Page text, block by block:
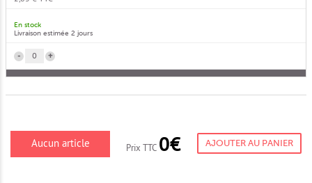
En stock
Livraison estimée 2 jours
+
-
Aucun article Prix TTC 0€ AJOUTER AU PANIER